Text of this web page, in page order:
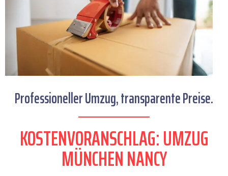
Professioneller Umzug, transparente Preise.
KOSTENVORANSCHLAG: UMZUG
MÜNCHEN NANCY